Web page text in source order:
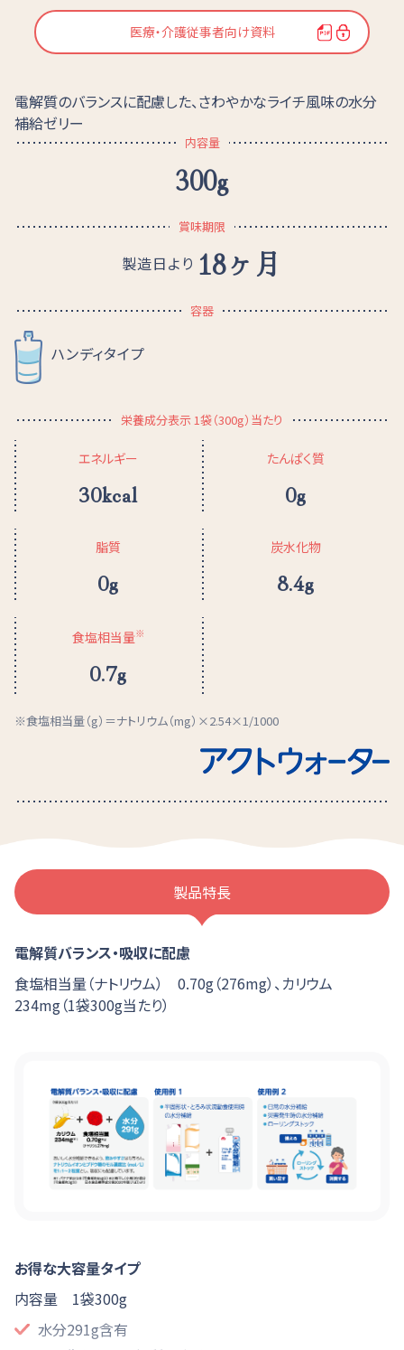
医療・介護従事者向け資料
電解質のバランスに配慮した、さわやかなライチ風味の水分
補給ゼリー
内容量
300g
賞味期限
製造日より 18ヶ月
容器
ハンディタイプ
栄養成分表示 1袋（300g）当たり
エネルギー
30kcal
たんぱく質
0g
脂質
0g
炭水化物
8.4g
食塩相当量※
0.7g
食塩相当量（g）＝ナトリウム（mg）×2.54×1/1000
製品特長
電解質バランス・吸収に配慮
食塩相当量（ナトリウム） 0.70g（276mg）、カリウム
234mg（1袋300g当たり）
お得な大容量タイプ
内容量 1袋300g
水分291g含有